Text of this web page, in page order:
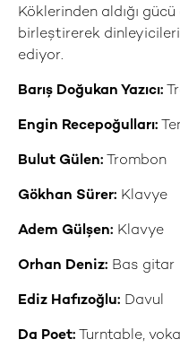
Köklerinden aldığı
birleştirerek
ediyor.
Barış Doğukan Yazıcı:
Engin Recepoğulları:
Bulut Gülen: Trombon
Gökhan Sürer: Klavye
Adem Gülşen: Klavye
Orhan Deniz: Bas gitar
Ediz Hafızoğlu: Davul
Da Poet: Turntable,